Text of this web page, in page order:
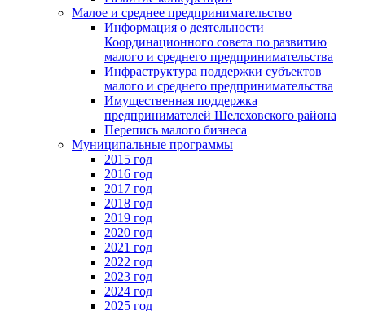
Малое и среднее предпринимательство
Информация о деятельности
Координационного совета по развитию
малого и среднего предпринимательства
Инфраструктура поддержки субъектов
малого и среднего предпринимательства
Имущественная поддержка
предпринимателей Шелеховского района
Перепись малого бизнеса
Муниципальные программы
2015 год
2016 год
2017 год
2018 год
2019 год
2020 год
2021 год
2022 год
2023 год
2024 год
2025 год